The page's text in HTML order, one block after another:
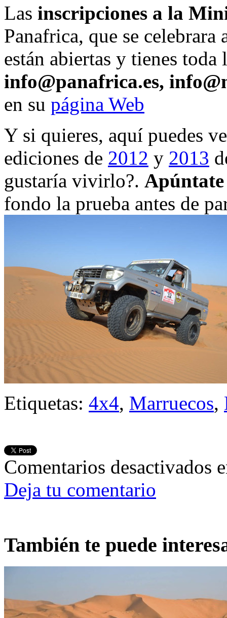
Las inscripciones a la
Panafrica, que se
están abiertas y tienes
info@panafrica.es,
en su página Web
Y si quieres, aquí puedes
ediciones de 2012 y 2013
gustaría vivirlo?.
fondo la prueba antes de
Etiquetas: 4x4, Marruecos,
Comentarios desactivados
Deja tu comentario
También te puede